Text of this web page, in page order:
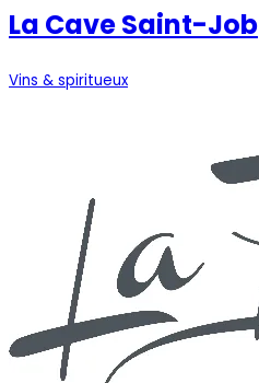
La Cave Saint-Job
Vins & spiritueux